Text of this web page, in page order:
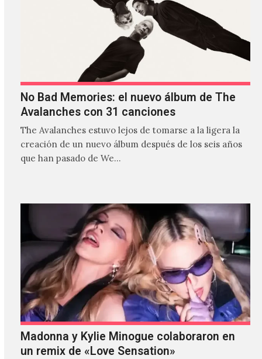
No Bad Memories: el nuevo álbum de The
Avalanches con 31 canciones
The Avalanches estuvo lejos de tomarse a la ligera la
creación de un nuevo álbum después de los seis años
que han pasado de We…
Madonna y Kylie Minogue colaboraron en
un remix de «Love Sensation»